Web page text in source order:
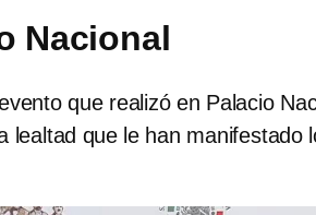
Nacional
que realizó en Palacio
lealtad que le han manifestado